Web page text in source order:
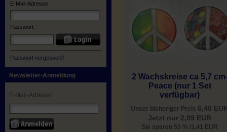
E-Mail-Adresse:
Passwort:
Passwort vergessen?
Newsletter-Anmeldung
E-Mail-Adresse:
2 Wachskreise ca 5,7
Peace (nur 1 Set
verfügbar)
Unser bisheriger Preis6,40
Jetzt nur 2,99 EUR
Sie sparen 53 % /3,41 EUR